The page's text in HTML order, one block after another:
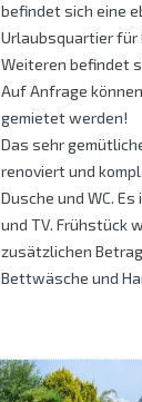
befindet sich eine
Urlaubsquartier für
Weiteren befindet
Auf Anfrage
gemietet werden!
Das sehr
renoviert und
Dusche und WC.
und TV. Frühstück
zusätzlichen
Bettwäsche und